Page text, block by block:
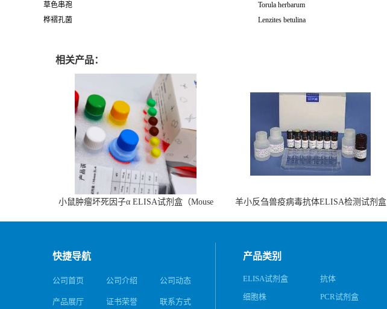
草色串孢
Torula herbarum
桦褶孔菌
Lenzites betulina
相关产品：
小鼠肿瘤坏死因子α ELISA试剂盒（Mouse
羊小反刍兽疫病毒抗体ELISA检测试剂盒
快捷导航
公司首页 公司介绍 公司动态
产品展厅 证书荣誉 联系方式
产品类别
ELISA试剂盒
抗体
细胞株
PCR试剂盒